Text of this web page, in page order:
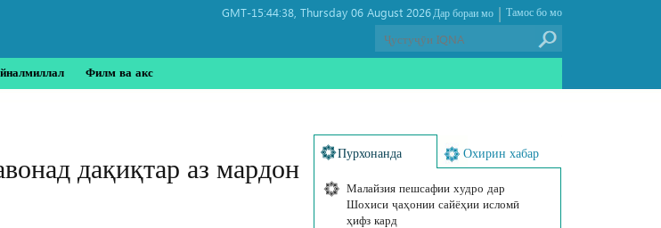
Thursday 06 August 2026 ,
GMT-15:44:38 Тамос бо мо
|
Дар бораи мо
Филм ва акс
дақиқтар аз мардон
Пурхонанда Охирин хабар
Малайзия пешсафии худро дар
Шохиси ҷаҳонии сайёҳии исломӣ
ҳифз кард